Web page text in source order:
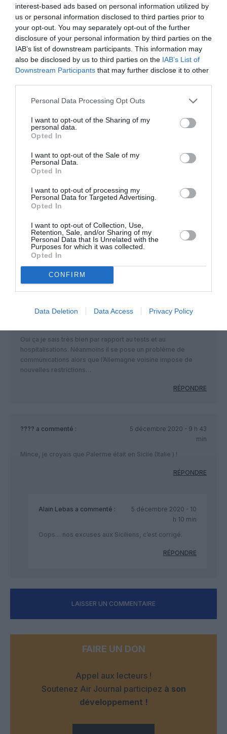
interest-based ads based on personal information utilized by
us or personal information disclosed to third parties prior to
your opt-out. You may separately opt-out of the further
disclosure of your personal information by third parties on the
IAB’s list of downstream participants. This information may
also be disclosed by us to third parties on the IAB’s List of
Downstream Participants that may further disclose it to other
Personal Data Processing Opt Outs
I want to opt-out of the Sharing of my
personal data.
Opted In
I want to opt-out of the Sale of my
Personal Data.
Opted In
I want to opt-out of processing my
Personal Data for Targeted Advertising.
Opted In
I want to opt-out of Collection, Use,
Retention, Sale, and/or Sharing of my
Personal Data that Is Unrelated with the
Purposes for which it was collected.
Opted In
CONFIRM
Data Deletion Data Access Privacy Policy
contamination a commenté :
4 décembre 2020 - 21 h
26 min
Le chiffre des contaminations ne veut rien dire. Cela dépend
du nombre de personnes testées. Plus vous testetez plus
vous trouverez de personnes contaminées. Et une personne
compter le taux de faux positifs…).
RÉPONDRE
22 h 40 min
Si on ne teste pas, on n’aura aucun chiffre de
non plus, on n’aurait un chiffre d’hospitalisation égal
à zéro ( tout irait bien, donc) et aucun passage
depuis une salle de l’hôpital aux services de
d’y avoir entré quiconque!
Allez Trump: sortez du bois, on vous a démasqué!
GVA-Zrh777a commenté :
4 décembre 2020 - 23 h
Oui ça je sais très bien par rapport au tests et au
hospitalisations. Néanmoins il se pose un problème de
communications alors que l’Allemagne voisine impose de
nouvelles restrictions…
RÉPONDRE
???? a commenté :
5 décembre 2020 - 9 h 43
min
Mince, je croyais que Palerme était en Sicile (Italie ) !
RÉPONDRE
Alain Lebas a commenté :
5 décembre 2020 - 10
h 10 min
Oops… nos excuses aux Siciliens, c’est corrigé.
RÉPONDRE
LAISSER UN COMMENTAIRE
FAIRE UN DON
Appel aux lecteurs !
Soutenez Air Journal participez à son
développement !